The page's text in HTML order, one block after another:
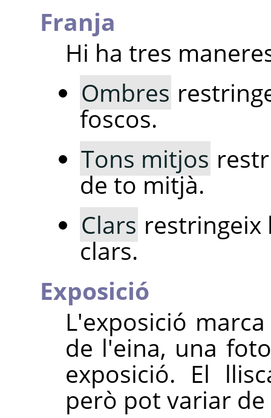
Franja
Hi ha tres
Ombres
foscos.
Tons mitjos
de to mitjà.
Clars restringeix
clars.
Exposició
L'exposició
de l'eina, una
exposició. El
però pot variar de